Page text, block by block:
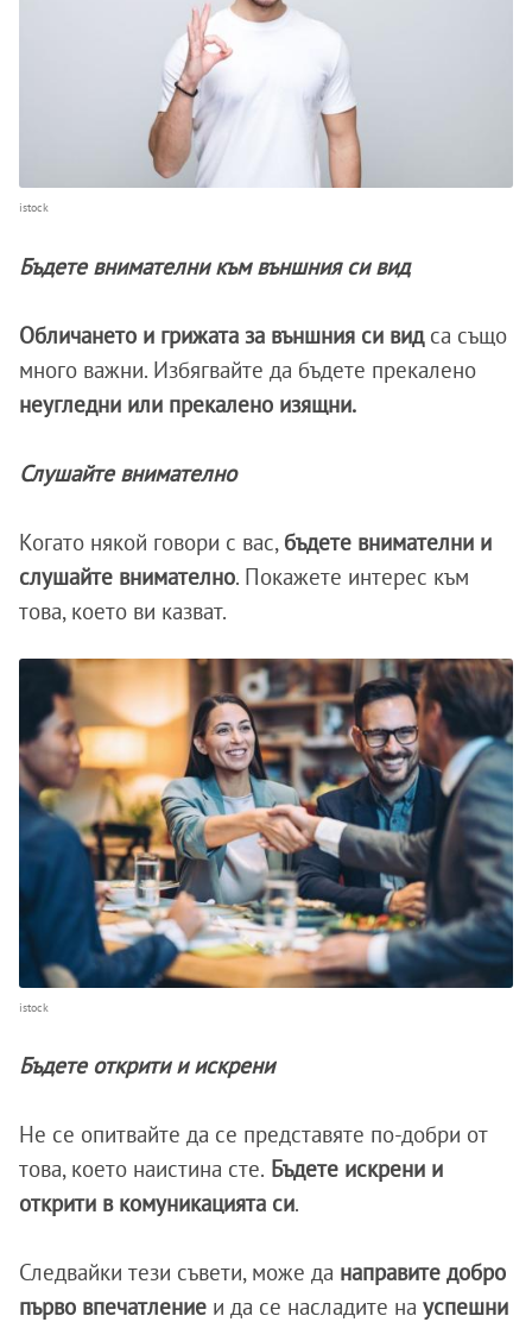
istock
Бъдете внимателни към външния си вид
Обличането и грижата за външния си видса също
много важни. Избягвайте да бъдете прекалено
неугледни или прекалено изящни.
Слушайте внимателно
Когато някой говори с вас, бъдете внимателни и
слушайте внимателно. Покажете интерес към
това, което ви казват.
istock
Бъдете открити и искрени
Не се опитвайте да се представяте по-добри от
това, което наистина сте. Бъдете искрени и
открити в комуникацията си.
Следвайки тези съвети, може да направите добро
първо впечатление и да се насладите на успешни